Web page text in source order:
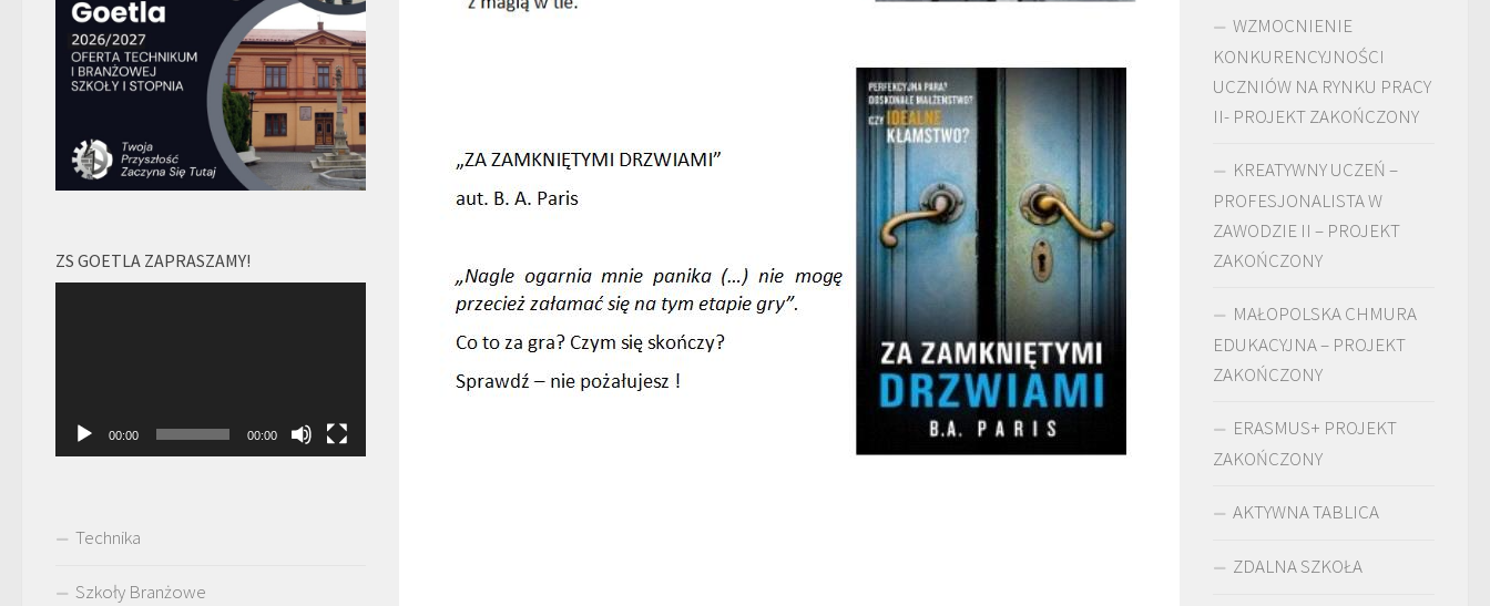
ZS GOETLA ZAPRASZAMY!
00:00 00:00
Technika
Szkoły Branżowe
WZMOCNIENIE
KONKURENCYJNOŚCI
UCZNIÓW NA RYNKU PRACY
II- PROJEKT ZAKOŃCZONY
KREATYWNY UCZEŃ –
PROFESJONALISTA W
ZAWODZIE II – PROJEKT
ZAKOŃCZONY
MAŁOPOLSKA CHMURA
EDUKACYJNA – PROJEKT
ZAKOŃCZONY
ERASMUS+ PROJEKT
ZAKOŃCZONY
AKTYWNA TABLICA
ZDALNA SZKOŁA